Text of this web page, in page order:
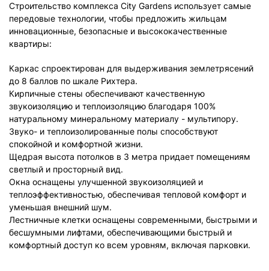
Строительство комплекса City Gardens использует самые
передовые технологии, чтобы предложить жильцам
инновационные, безопасные и высококачественные
квартиры:
Каркас спроектирован для выдерживания землетрясений
до 8 баллов по шкале Рихтера.
Кирпичные стены обеспечивают качественную
звукоизоляцию и теплоизоляцию благодаря 100%
натуральному минеральному материалу - мультипору.
Звуко- и теплоизолированные полы способствуют
спокойной и комфортной жизни.
Щедрая высота потолков в 3 метра придает помещениям
светлый и просторный вид.
Окна оснащены улучшенной звукоизоляцией и
теплоэффективностью, обеспечивая тепловой комфорт и
уменьшая внешний шум.
Лестничные клетки оснащены современными, быстрыми и
бесшумными лифтами, обеспечивающими быстрый и
комфортный доступ ко всем уровням, включая парковки.